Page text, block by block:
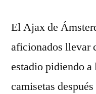
El Ajax de
aficionados llevar
estadio pidiendo a
camisetas